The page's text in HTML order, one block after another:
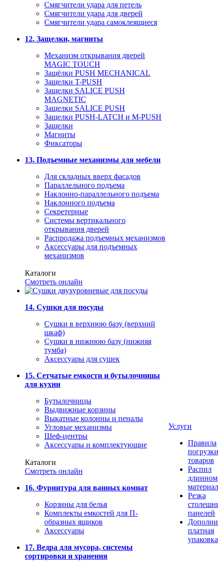
Смягчители удара для петель
Смягчители удара для дверей
Cмягчители удара самоклеящиеся
12. Защелки, магниты
Механизм открывания дверей
MAGIC TOUCH
Защёлки PUSH MECHANICAL
Защелки T-PUSH
Защелки SALICE PUSH
MAGNETIC
Защелки SALICE PUSH
Защелки PUSH-LATCH и M-PUSH
Защелки
Магниты
Фиксаторы
13. Подъемные механизмы для мебели
Для складных вверх фасадов
Параллельного подъема
Наклонно-параллельного подъема
Наклонного подъема
Секретерные
Системы вертикального
открывания дверей
Распродажа подъемных механизмов
Аксессуары для подъемных
механизмов
Каталоги
Смотреть онлайн
14. Сушки для посуды
Сушки в верхнюю базу (верхний
шкаф)
Сушки в нижнюю базу (нижняя
тумба)
Аксессуары для сушек
15. Сетчатые емкости и бутылочницы
для кухни
Бутылочницы
Выдвижные корзины
Выкатные колонны и пеналы
Угловые механизмы
Шеф-центры
Аксессуары и комплектующие
Каталоги
Смотреть онлайн
16. Фурнитура для ванных комнат
Корзины для белья
Комплекты емкостей для П-
образных ящиков
Аксессуары
17. Ведра для мусора, системы
сортировки и хранения
Услуги
Правила
погрузки
товаров
Распил
Резка
панелей
платная
упаковка